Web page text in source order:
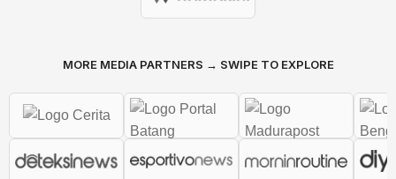
MORE MEDIA PARTNERS → SWIPE TO EXPLORE